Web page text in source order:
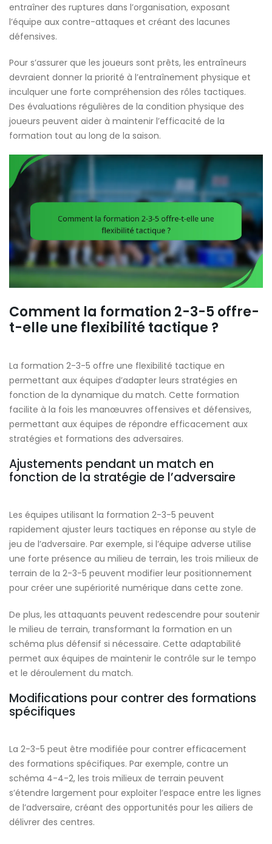
entraîner des ruptures dans l’organisation, exposant
l’équipe aux contre-attaques et créant des lacunes
défensives.
Pour s’assurer que les joueurs sont prêts, les entraîneurs
devraient donner la priorité à l’entraînement physique et
inculquer une forte compréhension des rôles tactiques.
Des évaluations régulières de la condition physique des
joueurs peuvent aider à maintenir l’efficacité de la
formation tout au long de la saison.
Comment la formation 2-3-5 offre-
t-elle une flexibilité tactique ?
La formation 2-3-5 offre une flexibilité tactique en
permettant aux équipes d’adapter leurs stratégies en
fonction de la dynamique du match. Cette formation
facilite à la fois les manœuvres offensives et défensives,
permettant aux équipes de répondre efficacement aux
stratégies et formations des adversaires.
Ajustements pendant un match en
fonction de la stratégie de l’adversaire
Les équipes utilisant la formation 2-3-5 peuvent
rapidement ajuster leurs tactiques en réponse au style de
jeu de l’adversaire. Par exemple, si l’équipe adverse utilise
une forte présence au milieu de terrain, les trois milieux de
terrain de la 2-3-5 peuvent modifier leur positionnement
pour créer une supériorité numérique dans cette zone.
De plus, les attaquants peuvent redescendre pour soutenir
le milieu de terrain, transformant la formation en un
schéma plus défensif si nécessaire. Cette adaptabilité
permet aux équipes de maintenir le contrôle sur le tempo
et le déroulement du match.
Modifications pour contrer des formations
spécifiques
La 2-3-5 peut être modifiée pour contrer efficacement
des formations spécifiques. Par exemple, contre un
schéma 4-4-2, les trois milieux de terrain peuvent
s’étendre largement pour exploiter l’espace entre les lignes
de l’adversaire, créant des opportunités pour les ailiers de
délivrer des centres.